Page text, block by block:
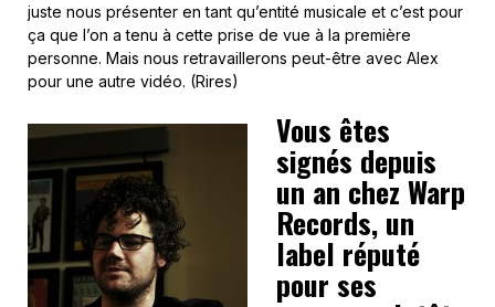
juste nous présenter en tant qu’entité musicale et c’est pour
ça que l’on a tenu à cette prise de vue à la première
personne. Mais nous retravaillerons peut-être avec Alex
pour une autre vidéo. (Rires)
Vous êtes
signés depuis
un an chez Warp
Records, un
label réputé
pour ses